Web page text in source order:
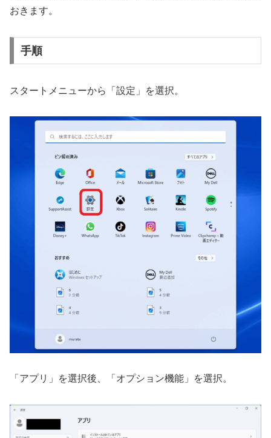
おきます。
手順
スタートメニューから「設定」を選択。
「アプリ」を選択後、「オプション機能」を選択。